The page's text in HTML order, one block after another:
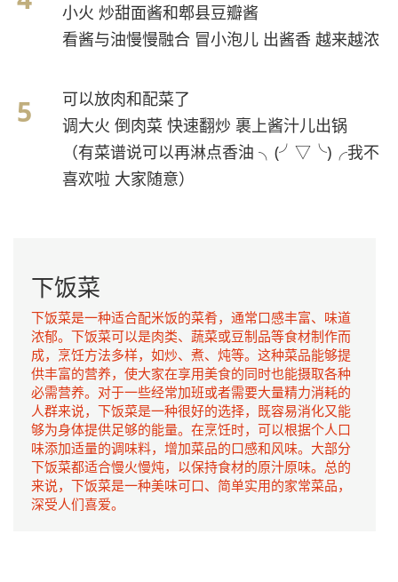
小火 炒甜面酱和郫县豆瓣酱
看酱与油慢慢融合 冒小泡儿 出酱香 越来越浓
可以放肉和配菜了
调大火 倒肉菜 快速翻炒 裹上酱汁儿出锅
（有菜谱说可以再淋点香油 ╮(╯▽╰)╭我不
喜欢啦 大家随意）
下饭菜
下饭菜是一种适合配米饭的菜肴，通常口感丰富、味道
浓郁。下饭菜可以是肉类、蔬菜或豆制品等食材制作而
成，烹饪方法多样，如炒、煮、炖等。这种菜品能够提
供丰富的营养，使大家在享用美食的同时也能摄取各种
必需营养。对于一些经常加班或者需要大量精力消耗的
人群来说，下饭菜是一种很好的选择，既容易消化又能
够为身体提供足够的能量。在烹饪时，可以根据个人口
味添加适量的调味料，增加菜品的口感和风味。大部分
下饭菜都适合慢火慢炖，以保持食材的原汁原味。总的
来说，下饭菜是一种美味可口、简单实用的家常菜品，
深受人们喜爱。